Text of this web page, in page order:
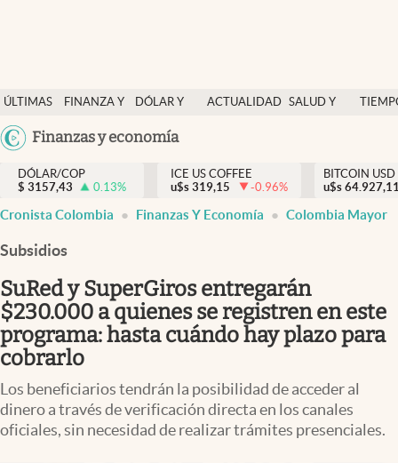
ÚLTIMAS
NOTICIAS
FINANZA Y
DÓLAR Y
ACTUALIDAD SALUD Y
México
USA
Finanzas y economía
Salud y nutrición
Vida espiritual
Actualidad
Colombia
DÓLAR/COP
$ 3157,43 0.13%
ICE US COFFEE
u$s 319,15 -0.96%
BITCOIN USD
u$s
Cronista Colombia Finanzas Y Economía Colombia Mayor
Subsidios
SuRed y SuperGiros entregarán
$230.000 a quienes se registren en este
programa: hasta cuándo hay plazo para
cobrarlo
Los beneficiarios tendrán la posibilidad de acceder al
dinero a través de verificación directa en los canales
oficiales, sin necesidad de realizar trámites presenciales.